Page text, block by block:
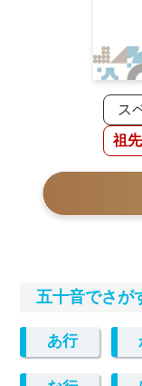
ス
祖
五十音でさが
あ行